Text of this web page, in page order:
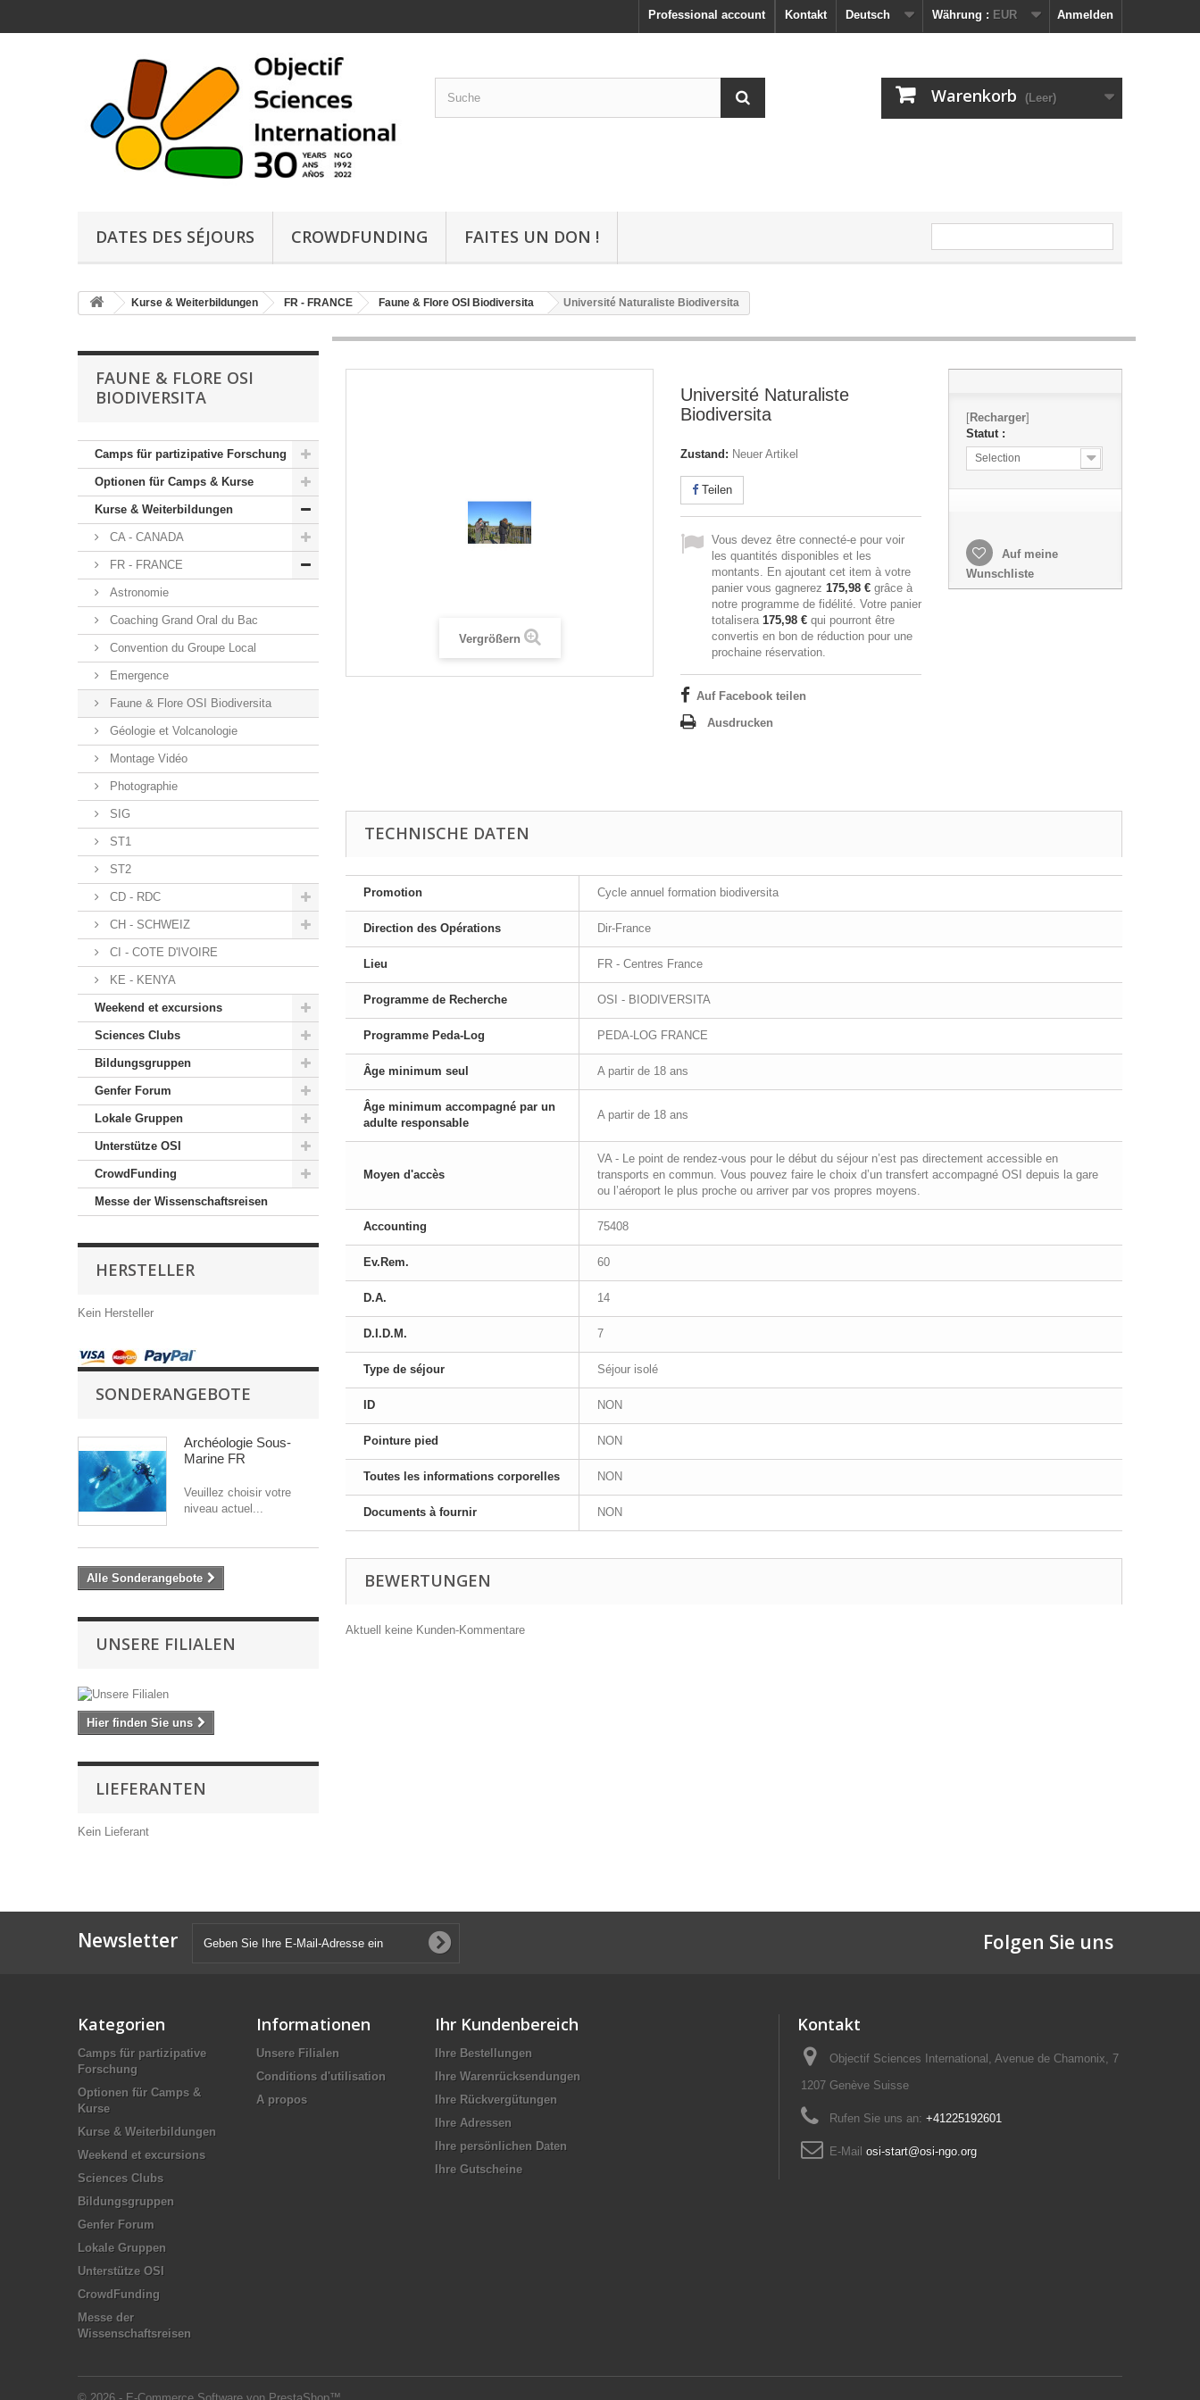
Anmelden
Währung : EUR
Deutsch
Kontakt
Professional account
Warenkorb (Leer)
DATES DES SÉJOURS CROWDFUNDING FAITES UN DON !
Kurse & Weiterbildungen FR - FRANCE Faune & Flore OSI Biodiversita Université Naturaliste Biodiversita
FAUNE & FLORE OSI
BIODIVERSITA
Camps für partizipative Forschung
Optionen für Camps & Kurse
Kurse & Weiterbildungen
CA - CANADA
FR - FRANCE
Astronomie
Coaching Grand Oral du Bac
Convention du Groupe Local
Emergence
Faune & Flore OSI Biodiversita
Géologie et Volcanologie
Montage Vidéo
Photographie
SIG
ST1
ST2
CD - RDC
CH - SCHWEIZ
CI - COTE D'IVOIRE
KE - KENYA
Weekend et excursions
Sciences Clubs
Bildungsgruppen
Genfer Forum
Lokale Gruppen
Unterstütze OSI
CrowdFunding
Messe der Wissenschaftsreisen
HERSTELLER
Kein Hersteller
SONDERANGEBOTE
Archéologie Sous-
Marine FR
Veuillez choisir votre
niveau actuel...
Alle Sonderangebote
UNSERE FILIALEN
Hier finden Sie uns
LIEFERANTEN
Kein Lieferant
Vergrößern
Université Naturaliste
Biodiversita
Zustand: Neuer Artikel
Teilen
Vous devez être connecté-e pour voir
les quantités disponibles et les
montants. En ajoutant cet item à votre
panier vous gagnerez 175,98 € grâce à
notre programme de fidélité. Votre panier
totalisera 175,98 € qui pourront être
convertis en bon de réduction pour une
prochaine réservation.
Auf Facebook teilen
Ausdrucken
[Recharger]
Statut :
Selection
Auf meine
Wunschliste
TECHNISCHE DATEN
Promotion Cycle annuel formation biodiversita
Direction des Opérations Dir-France
Lieu FR - Centres France
Programme de Recherche OSI - BIODIVERSITA
Programme Peda-Log PEDA-LOG FRANCE
Âge minimum seul A partir de 18 ans
Âge minimum accompagné par un
adulte responsable
A partir de 18 ans
Moyen d'accès
VA - Le point de rendez-vous pour le début du séjour n’est pas directement accessible en
transports en commun. Vous pouvez faire le choix d’un transfert accompagné OSI depuis la gare
ou l’aéroport le plus proche ou arriver par vos propres moyens.
Accounting 75408
Ev.Rem. 60
D.A. 14
D.I.D.M. 7
Type de séjour Séjour isolé
ID NON
Pointure pied NON
Toutes les informations corporelles NON
Documents à fournir NON
BEWERTUNGEN
Aktuell keine Kunden-Kommentare
Newsletter Folgen Sie uns
Kategorien
Camps für partizipative
Forschung
Optionen für Camps &
Kurse
Kurse & Weiterbildungen
Weekend et excursions
Sciences Clubs
Bildungsgruppen
Genfer Forum
Lokale Gruppen
Unterstütze OSI
CrowdFunding
Messe der
Wissenschaftsreisen
Informationen
Unsere Filialen
Conditions d'utilisation
A propos
Ihr Kundenbereich
Ihre Bestellungen
Ihre Warenrücksendungen
Ihre Rückvergütungen
Ihre Adressen
Ihre persönlichen Daten
Ihre Gutscheine
Kontakt
Objectif Sciences International, Avenue de Chamonix, 7
1207 Genève Suisse
Rufen Sie uns an: +41225192601
E-Mail osi-start@osi-ngo.org